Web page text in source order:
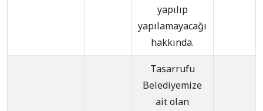
yapılıp
yapılamayacağı
hakkında.
Tasarrufu
Belediyemize
ait olan